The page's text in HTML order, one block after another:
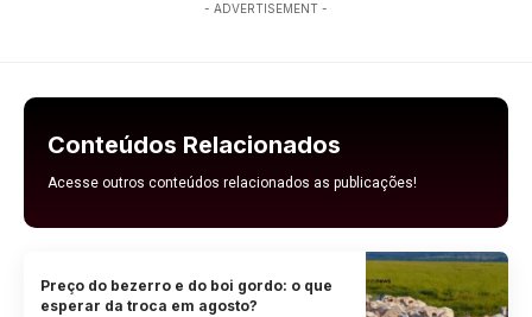
- ADVERTISEMENT -
Conteúdos Relacionados
Acesse outros conteúdos relacionados as publicações!
Preço do bezerro e do boi gordo: o que
esperar da troca em agosto?